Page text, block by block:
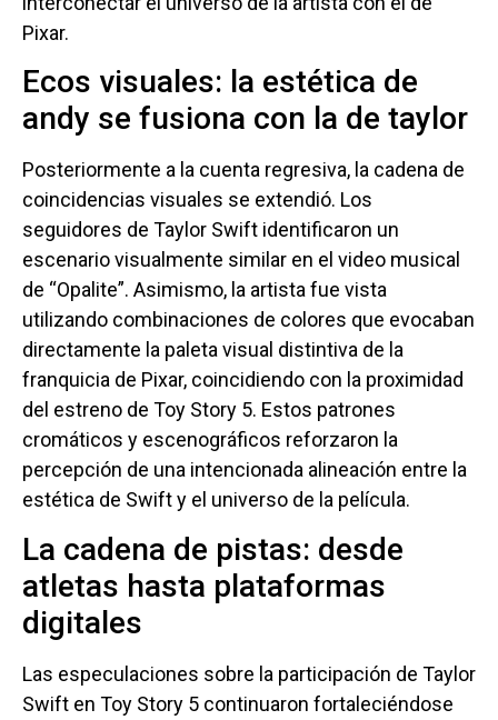
Pixar.
Ecos visuales: la estética de
andy se fusiona con la de taylor
Posteriormente a la cuenta regresiva, la cadena de
coincidencias visuales se extendió. Los
seguidores de Taylor Swift identificaron un
escenario visualmente similar en el video musical
de “Opalite”. Asimismo, la artista fue vista
utilizando combinaciones de colores que evocaban
directamente la paleta visual distintiva de la
franquicia de Pixar, coincidiendo con la proximidad
del estreno de Toy Story 5. Estos patrones
cromáticos y escenográficos reforzaron la
percepción de una intencionada alineación entre la
estética de Swift y el universo de la película.
La cadena de pistas: desde
atletas hasta plataformas
digitales
Las especulaciones sobre la participación de Taylor
Swift en Toy Story 5 continuaron fortaleciéndose